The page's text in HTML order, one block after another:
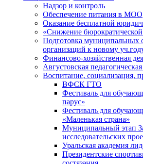
Надзор и контроль
Обеспечение питания в МОО
Оказание бесплатной
«Снижение бюрократической
Подготовка муниципальных
организаций к новому
Финансово-хозяйственная
Августовская
Воспитание, социализация,
ВФСК ГТО
Фестиваль для
парус»
Фестиваль для
«Маленькая страна»
Муниципальный этап
исследовательских
Уральская академия
Президентские